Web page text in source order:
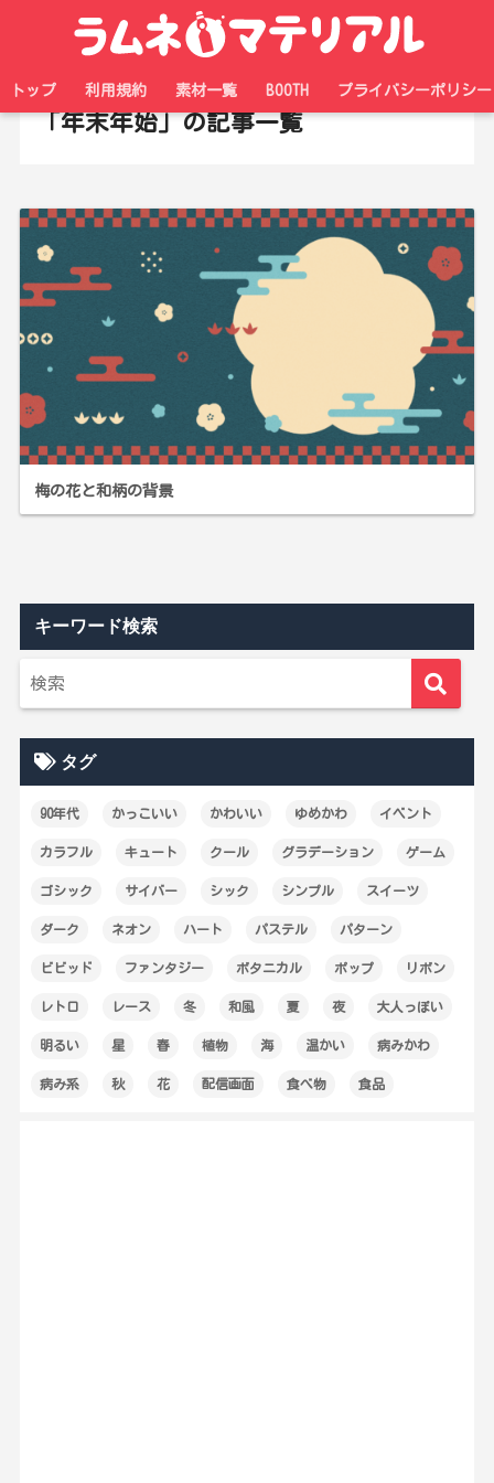
トップ 利用規約 素材一覧 BOOTH プライバシーポリシー
「年末年始」の記事一覧
梅の花と和柄の背景
キーワード検索
タグ
90年代 かっこいい かわいい ゆめかわ イベント
カラフル キュート クール グラデーション ゲーム
ゴシック サイバー シック シンプル スイーツ
ダーク ネオン ハート パステル パターン
ビビッド ファンタジー ボタニカル ポップ リボン
レトロ レース 冬 和風 夏 夜 大人っぽい
明るい 星 春 植物 海 温かい 病みかわ
病み系 秋 花 配信画面 食べ物 食品